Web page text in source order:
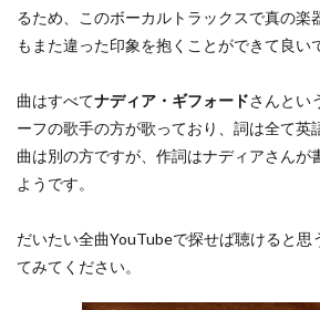
るため、このボーカルトラックスで真の楽
もまた違った印象を抱くことができて良い
曲はすべてナディア・ギフォードさんとい
ーフの歌手の方が歌っており、詞は全て英
曲は別の方ですが、作詞はナディアさんが
ようです。
だいたい全曲YouTubeで探せば聴けると思
てみてください。